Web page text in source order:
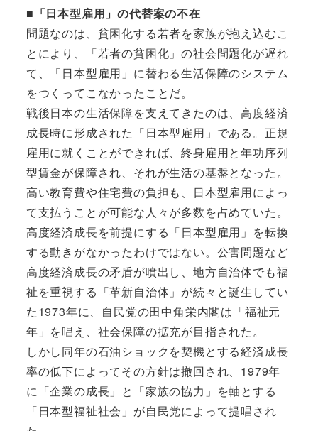
■「日本型雇用」の代替案の不在
問題なのは、貧困化する若者を家族が抱え込むこ
とにより、「若者の貧困化」の社会問題化が遅れ
て、「日本型雇用」に替わる生活保障のシステム
をつくってこなかったことだ。
戦後日本の生活保障を支えてきたのは、高度経済
成長時に形成された「日本型雇用」である。正規
雇用に就くことができれば、終身雇用と年功序列
型賃金が保障され、それが生活の基盤となった。
高い教育費や住宅費の負担も、日本型雇用によっ
て支払うことが可能な人々が多数を占めていた。
高度経済成長を前提にする「日本型雇用」を転換
する動きがなかったわけではない。公害問題など
高度経済成長の矛盾が噴出し、地方自治体でも福
祉を重視する「革新自治体」が続々と誕生してい
た1973年に、自民党の田中角栄内閣は「福祉元
年」を唱え、社会保障の拡充が目指された。
しかし同年の石油ショックを契機とする経済成長
率の低下によってその方針は撤回され、1979年
に「企業の成長」と「家族の協力」を軸とする
「日本型福祉社会」が自民党によって提唱され